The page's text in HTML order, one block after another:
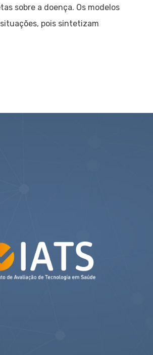
sobre a doença. Os modelos
pois sintetizam